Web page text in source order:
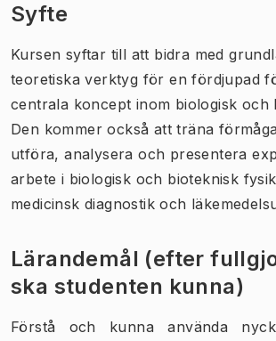
Syfte
Kursen syftar till att bidra med
teoretiska verktyg för en fördjupad
centrala koncept inom biologisk och
Den kommer också att träna
utföra, analysera och presentera
arbete i biologisk och bioteknisk
medicinsk diagnostik och
Lärandemål (efter
ska studenten kunna)
Förstå och kunna använda